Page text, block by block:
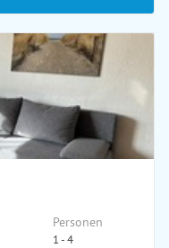
Personen
1 - 4